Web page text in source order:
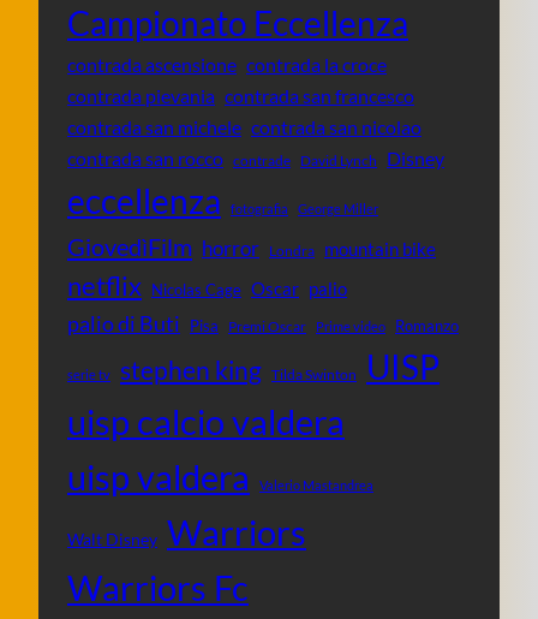
Campionato Eccellenza
contrada ascensione contrada la croce
contrada pievania contrada san francesco
contrada san michele contrada san nicolao
contrada san rocco contrade David Lynch Disney
eccellenza fotografia George Miller
GiovedìFilm horror Londra mountain bike
netflix Nicolas Cage Oscar palio
palio di Buti Pisa Premi Oscar Prime video Romanzo
serie tv stephen king Tilda Swinton UISP
uisp calcio valdera
uisp valdera
Valerio Mastandrea
Walt Disney Warriors
Warriors Fc